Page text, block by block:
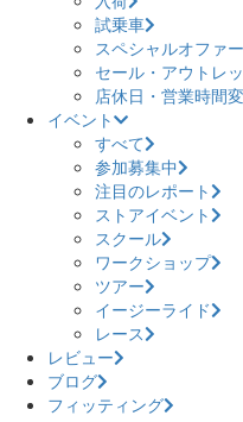
試乗車
スペシャルオファー
セール・アウトレ
店休日・営業時間
イベント
すべて
参加募集中
注目のレポート
ストアイベント
スクール
ワークショップ
ツアー
イージーライド
レース
レビュー
ブログ
フィッティング